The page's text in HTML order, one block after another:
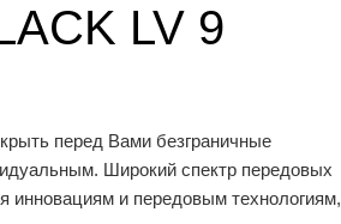
LV 9
перед Вами безграничные
Широкий спектр передовых
инновациям и передовым технологиям,